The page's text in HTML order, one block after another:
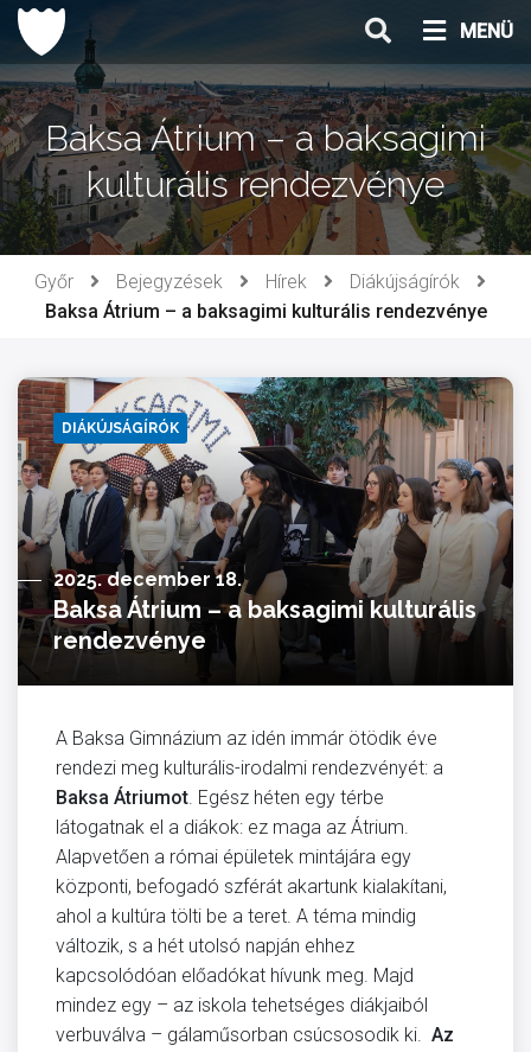
Ugrás
tartalomhoz
MENÜ
Baksa Átrium – a baksagimi
kulturális rendezvénye
Győr Bejegyzések Hírek
Diákújságírók
Baksa Átrium – a baksagimi kulturális rendezvénye
DIÁKÚJSÁGÍRÓK
2025. december 18.
Baksa Átrium – a baksagimi kulturális
rendezvénye
A Baksa Gimnázium az idén immár ötödik éve
rendezi meg kulturális-irodalmi rendezvényét: a
Baksa Átriumot. Egész héten egy térbe
látogatnak el a diákok: ez maga az Átrium.
Alapvetően a római épületek mintájára egy
központi, befogadó szférát akartunk kialakítani,
ahol a kultúra tölti be a teret. A téma mindig
változik, s a hét utolsó napján ehhez
kapcsolódóan előadókat hívunk meg. Majd
mindez egy – az iskola tehetséges diákjaiból
verbuválva – gálaműsorban csúcsosodik ki. Az